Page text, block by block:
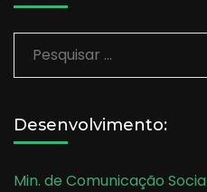
Pesquisar
por:
Desenvolvimento:
Min. de Comunicação